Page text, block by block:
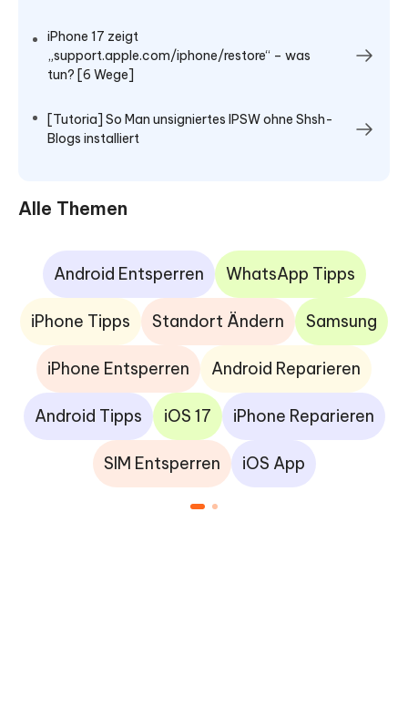
iPhone 17 zeigt
„support.apple.com/iphone/restore“ – was
tun? [6 Wege]
[Tutoria] So Man unsigniertes IPSW ohne Shsh-
Blogs installiert
Alle Themen
Android Entsperren WhatsApp Tipps
iPhone Tipps Standort Ändern Samsung
iPhone Entsperren Android Reparieren
Android Tipps iOS 17 iPhone Reparieren
SIM Entsperren iOS App